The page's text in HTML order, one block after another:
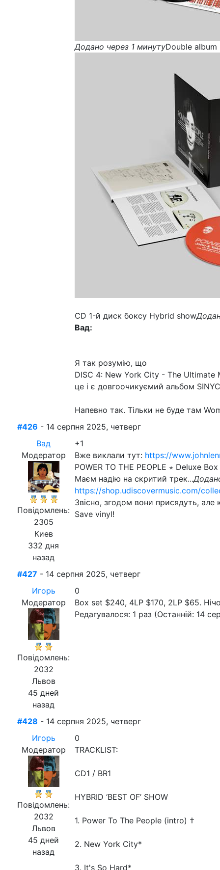
Додано через 1 минутуDouble album
CD 1-й диск боксу Hybrid show
Вад:
Я так розумію, що
DISC 4: New York City - The Ultimate
це і є довгоочикуємий альбом
Напевно так. Тільки не буде там
#426 - 14 серпня 2025, четверг
Вад
Модератор
Повідомлень:
2305
Киев
332 дня
назад
+1
Вже виклали тут: https://
POWER TO THE PEOPLE ⋆ Deluxe
Маєм надію на скритий трек...
https://shop.udiscovermusic.com/
Звісно, згодом вони присядуть, але
Save vinyl!
#427 - 14 серпня 2025, четверг
Игорь
Модератор
Повідомлень:
2032
Львов
45 дней
назад
0
Box set $240, 4LP $170, 2LP $65.
Редагувалося: 1 раз (Останній: 14
#428 - 14 серпня 2025, четверг
Игорь
Модератор
Повідомлень:
2032
Львов
45 дней
назад
0
TRACKLIST:
CD1 / BR1
HYBRID ‘BEST OF’ SHOW
1. Power To The People (intro) †
2. New York City*
3. It's So Hard*